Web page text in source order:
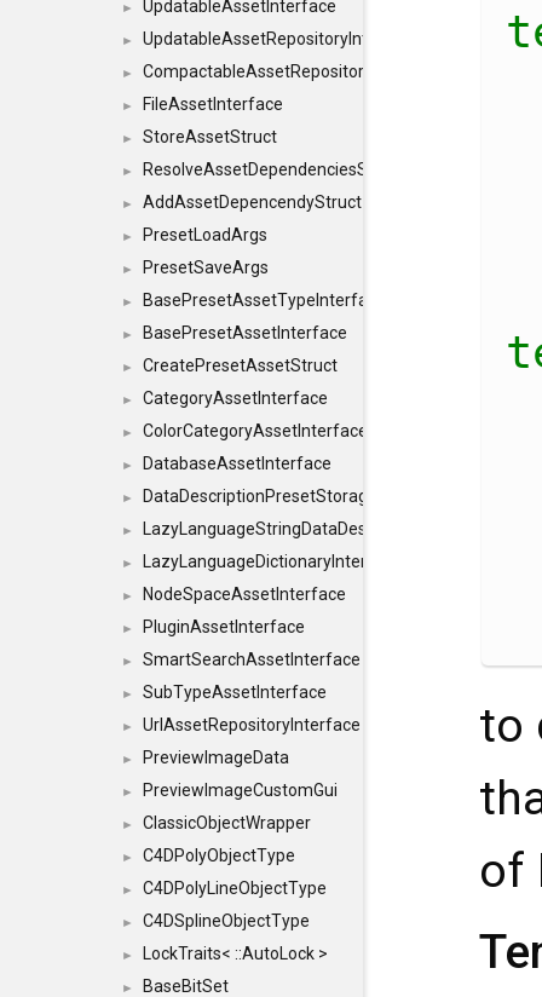
► UpdatableAssetInterface
► UpdatableAssetRepositoryInterface
► CompactableAssetRepositoryInterface
► FileAssetInterface
► StoreAssetStruct
► ResolveAssetDependenciesStruct
► AddAssetDepencendyStruct
► PresetLoadArgs
► PresetSaveArgs
► BasePresetAssetTypeInterface
► BasePresetAssetInterface
► CreatePresetAssetStruct
► CategoryAssetInterface
► ColorCategoryAssetInterface
► DatabaseAssetInterface
► DataDescriptionPresetStorageInterface
►
► LazyLanguageDictionaryInterface
► NodeSpaceAssetInterface
► PluginAssetInterface
► SmartSearchAssetInterface
► SubTypeAssetInterface
► UrlAssetRepositoryInterface
► PreviewImageData
► PreviewImageCustomGui
► ClassicObjectWrapper
► C4DPolyObjectType
► C4DPolyLineObjectType
► C4DSplineObjectType
► LockTraits< ::AutoLock >
► BaseBitSet
to
of